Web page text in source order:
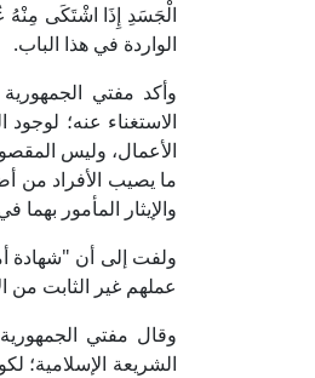
الْجَسَدِ إِذَا اشْتَكَى مِنْهُ
الواردة في هذا الباب.
وأكد مفتي
الاستغناء عنه؛
الأعمال، وليس
ما يصيب الأفراد من
والإيثار المأمور بهما
ولفت إلى أن "شهادة
عملهم غير الثابت من
وقال مفتي
الشريعة الإسلامية؛